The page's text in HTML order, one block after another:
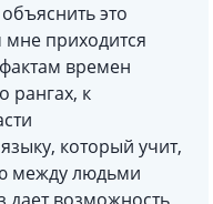
это
приходится
времен
рангах, к
который учит,
между людьми